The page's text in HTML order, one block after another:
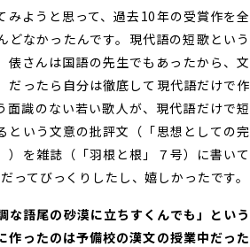
ようと思って、過去10年の受賞作を全
なかったんです。現代語の短歌という
俵さんは国語の先生でもあったから、文
だったら自分は徹底して現代語だけで作
面識のない若い歌人が、現代語だけで短
いう文意の批評文（「思想としての完
を雑誌（「羽根と根」７号）に書いて
ってびっくりしたし、嬉しかったです。
な語尾の砂漠に立ちすくんでも」という
ったのは予備校の漢文の授業中だった